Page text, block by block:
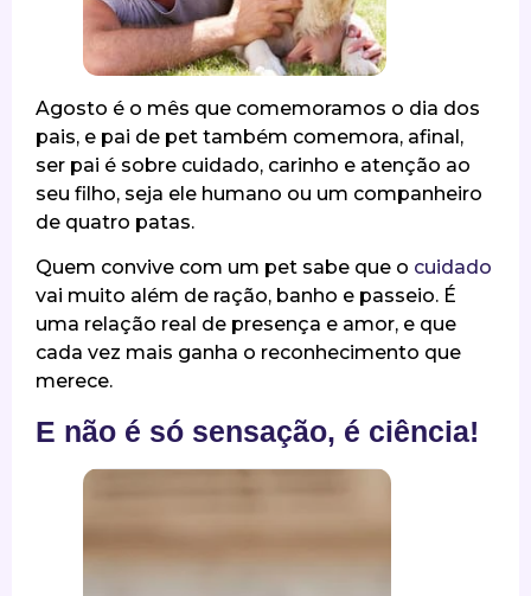
Agosto é o mês que comemoramos o dia dos
pais, e pai de pet também comemora, afinal,
ser pai é sobre cuidado, carinho e atenção ao
seu filho, seja ele humano ou um companheiro
de quatro patas.
Quem convive com um pet sabe que o cuidado
vai muito além de ração, banho e passeio. É
uma relação real de presença e amor, e que
cada vez mais ganha o reconhecimento que
merece.
E não é só sensação, é ciência!